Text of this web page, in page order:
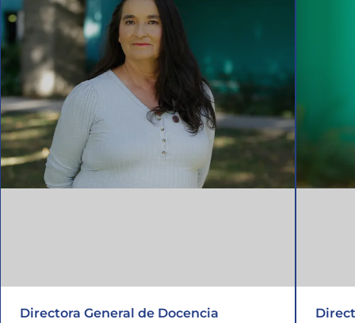
Directora General de Docencia